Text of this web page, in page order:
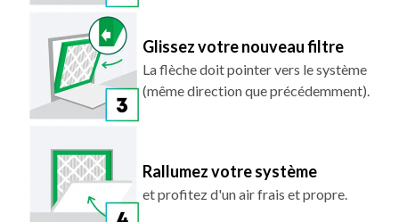
Glissez votre nouveau filtre
La flèche doit pointer vers le système
(même direction que précédemment).
Rallumez votre système
et profitez d'un air frais et propre.